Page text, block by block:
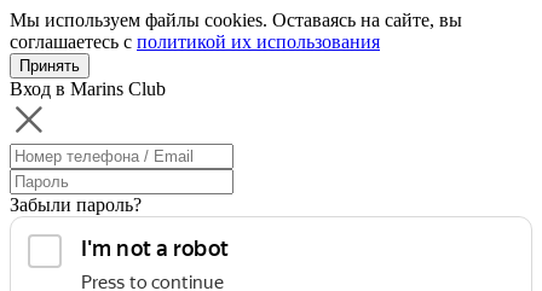
Мы используем файлы cookies. Оставаясь на сайте, вы
соглашаетесь с политикой их использования
Принять
Вход в Marins Club
Забыли пароль?